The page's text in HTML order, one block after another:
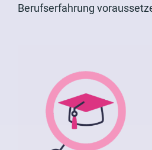
Berufserfahrung